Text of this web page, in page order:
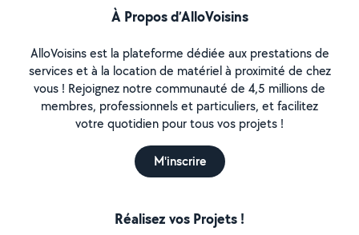
À Propos d’AlloVoisins
AlloVoisins est la plateforme dédiée aux prestations de
services et à la location de matériel à proximité de chez
vous ! Rejoignez notre communauté de 4,5 millions de
membres, professionnels et particuliers, et facilitez
votre quotidien pour tous vos projets !
M'inscrire
Réalisez vos Projets !